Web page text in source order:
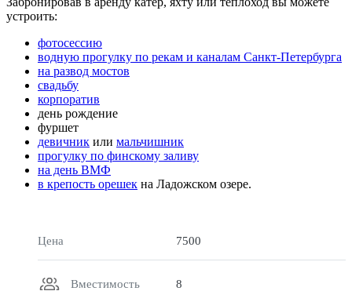
устроить:
фотосессию
водную прогулку по рекам и каналам Санкт-Петербурга
на развод мостов
свадьбу
корпоратив
день рождение
фуршет
девичник или мальчишник
прогулку по финскому заливу
на день ВМФ
в крепость орешек на Ладожском озере.
Цена 7500
Вместимость 8